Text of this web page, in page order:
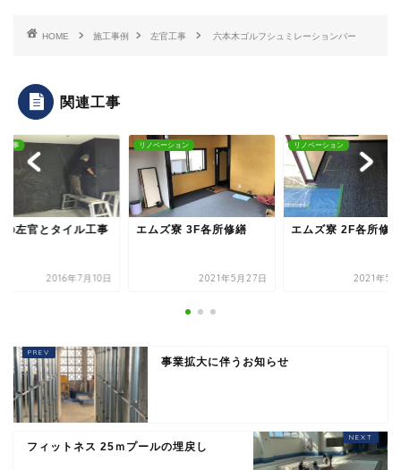
HOME 施工事例 左官工事 六本木ゴルフシュミレーションバー
関連工事
工事
の左官とタイル工事
2016年7月10日
リノベーション
エムズ寮 3F各所修繕
2021年5月27日
リノベーション
エムズ寮 2F各所修繕
2021年5
事業拡大に伴うお知らせ
フィットネス 25ｍプールの埋戻し